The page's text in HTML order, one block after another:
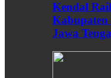
Kendal
Kabupaten
Jawa